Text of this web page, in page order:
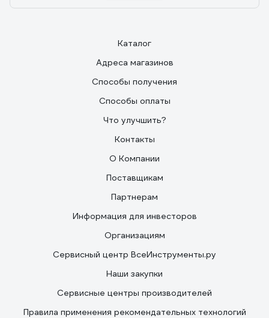
Каталог
Адреса магазинов
Способы получения
Способы оплаты
Что улучшить?
Контакты
О Компании
Поставщикам
Партнерам
Информация для инвесторов
Организациям
Сервисный центр ВсеИнструменты.ру
Наши закупки
Сервисные центры производителей
Правила применения рекомендательных технологий